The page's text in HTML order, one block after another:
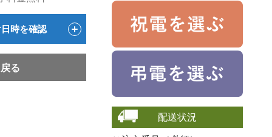
時を確認
戻る
配送状況